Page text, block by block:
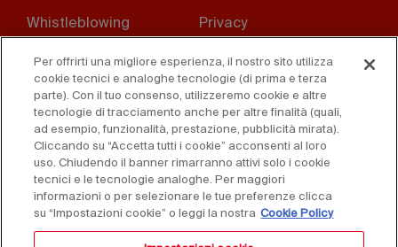
Whistleblowing Privacy
Disclaimer D. Lgs. 231/01
Cookies Condizioni di vendita
Dichiarazione di
accessibilità
Per offrirti una migliore esperienza, il nostro sito utilizza
cookie tecnici e analoghe tecnologie (di prima e terza
parte). Con il tuo consenso, utilizzeremo cookie e altre
tecnologie di tracciamento anche per altre finalità (quali,
ad esempio, funzionalità, prestazione, pubblicità mirata).
Cliccando su “Accetta tutti i cookie” acconsenti al loro
uso. Chiudendo il banner rimarranno attivi solo i cookie
tecnici e le tecnologie analoghe. Per maggiori
informazioni o per selezionare le tue preferenze clicca
su “Impostazioni cookie” o leggi la nostra Cookie Policy